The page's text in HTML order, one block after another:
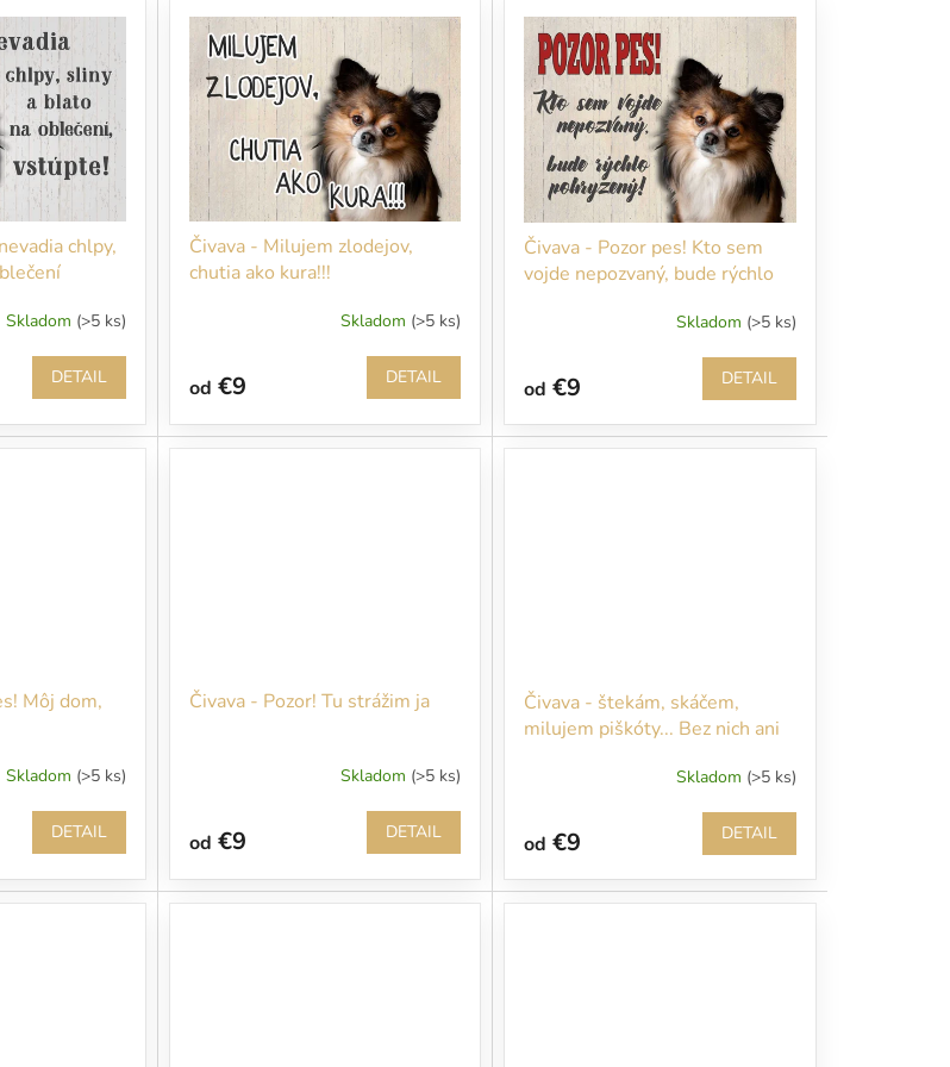
chlpy,
Skladom (>5 ks)
DETAIL
Čivava - Milujem zlodejov,
chutia ako kura!!!
Skladom (>5 ks)
od €9 DETAIL
Čivava - Pozor pes! Kto sem
vojde nepozvaný, bude rýchlo
Skladom (>5 ks)
od €9 DETAIL
Môj dom,
Skladom (>5 ks)
DETAIL
Čivava - Pozor! Tu strážim ja
Skladom (>5 ks)
od €9 DETAIL
Čivava - štekám, skáčem,
milujem piškóty... Bez nich ani
Skladom (>5 ks)
od €9 DETAIL